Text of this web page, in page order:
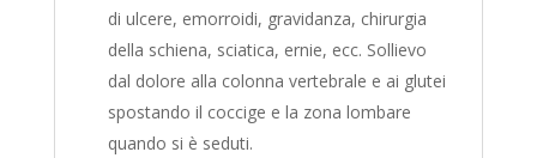
di ulcere, emorroidi, gravidanza, chirurgia
della schiena, sciatica, ernie, ecc. Sollievo
dal dolore alla colonna vertebrale e ai glutei
spostando il coccige e la zona lombare
quando si è seduti.